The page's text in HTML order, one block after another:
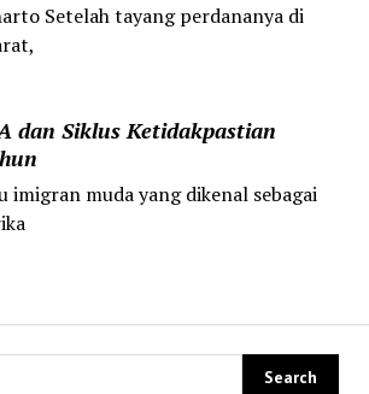
Setelah tayang perdananya di
dan Siklus Ketidakpastian
imigran muda yang dikenal sebagai